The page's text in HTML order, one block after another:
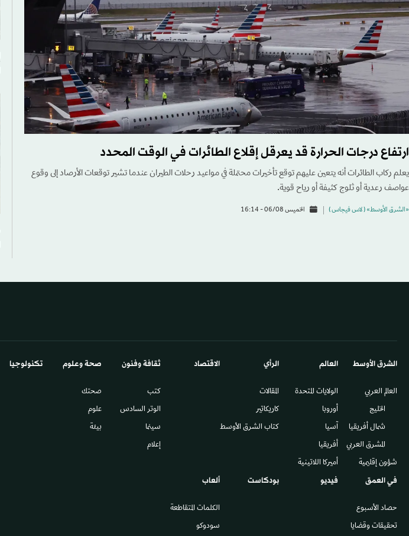
ارتفاع درجات الحرارة قد يعرقل إقلاع الطائرات في الوقت المحدد
يعلم ركاب الطائرات أنه يتعين عليهم توقع تأخيرات محتملة في مواعيد رحلات الطيران عندما تشير توقعات الأرصاد إلى وقوع
عواصف رعدية أو ثلوج كثيفة أو رياح قوية.
«الشرق الأوسط» ( لاس فيجاس ) الخميس 06/08 - 16:14
الشرق الأوسط​
العالم العربي
الخليج
شمال أفريقيا
المشرق العربي
شؤون إقليمية
العالم
الولايات المتحدة
أوروبا
آسيا
أفريقيا
أميركا اللاتينية
الرأي
المقالات
كاريكاتير
كتاب الشرق الأوسط
الاقتصاد ثقافة وفنون
كتب
الوتر السادس​
سينما
إعلام
صحة وعلوم
صحتك
علوم
بيئة
تكنولوجيا
في العمق
حصاد الأسبوع
تحقيقات وقضايا
فيديو بودكاست ألعاب
الكلمات المتقاطعة
سودوكو